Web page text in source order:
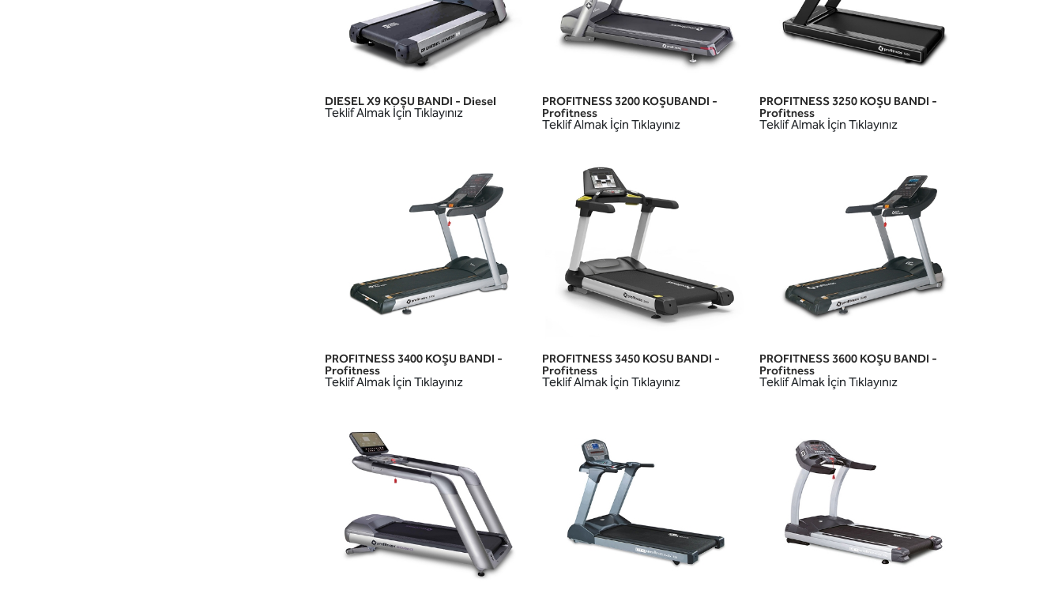
HIZLI GÖRÜNÜM
DIESEL X9 KOŞU BANDI - Diesel
Teklif Almak İçin Tıklayınız HIZLI GÖRÜNÜM
PROFITNESS 3200 KOŞUBANDI -
Profitness
Teklif Almak İçin Tıklayınız
HIZLI GÖRÜNÜM
PROFITNESS 3250 KOŞU BANDI -
Profitness
Teklif Almak İçin Tıklayınız
HIZLI GÖRÜNÜM
PROFITNESS 3400 KOŞU BANDI -
Profitness
Teklif Almak İçin Tıklayınız
HIZLI GÖRÜNÜM
PROFITNESS 3450 KOSU BANDI -
Profitness
Teklif Almak İçin Tıklayınız
HIZLI GÖRÜNÜM
PROFITNESS 3600 KOŞU BANDI -
Profitness
Teklif Almak İçin Tıklayınız